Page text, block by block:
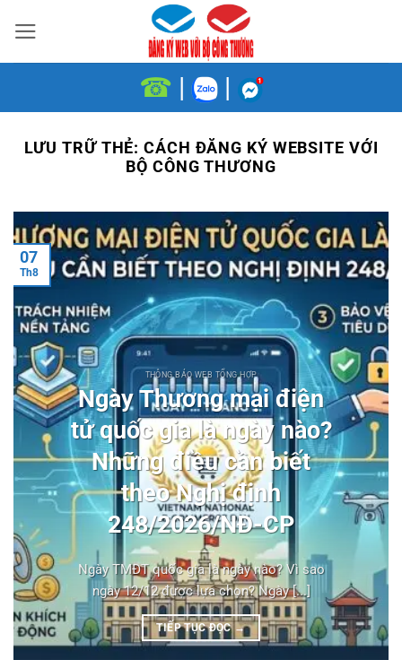
qua
nội
☎ | |
LƯU TRỮ THẺ:CÁCH ĐĂNG KÝ WEBSITE VỚI
BỘ CÔNG THƯƠNG
THÔNG BÁO WEB TỔNG HỢP
Ngày Thương mại điện
tử quốc gia là ngày nào?
Những điều cần biết
theo Nghị định
248/2026/NĐ-CP
Ngày TMĐT quốc gia là ngày nào? Vì sao
ngày 12/12 được lựa chọn? Ngày [...]
TIẾP TỤC ĐỌC →
07
Th8